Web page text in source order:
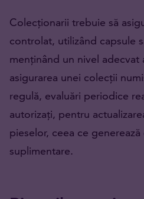
Colecționarii trebuie să
controlat, utilizând capsule
menținând un nivel adecvat
asigurarea unei colecții
regulă, evaluări periodice
autorizați, pentru
pieselor, ceea ce
suplimentare.